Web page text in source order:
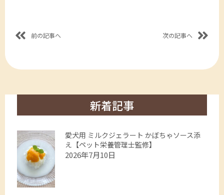
前の記事へ 次の記事へ
新着記事
愛犬用 ミルクジェラート かぼちゃソース添
え【ペット栄養管理士監修】
2026年7月10日